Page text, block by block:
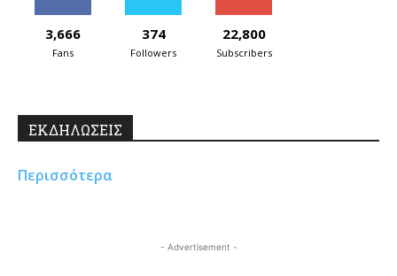
3,666
Fans
374
Followers
22,800
Subscribers
ΕΚΔΗΛΩΣΕΙΣ
Περισσότερα
- Advertisement -